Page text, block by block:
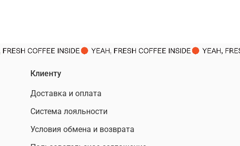
Клиенту
Доставка и оплата
Система лояльности
Условия обмена и возврата